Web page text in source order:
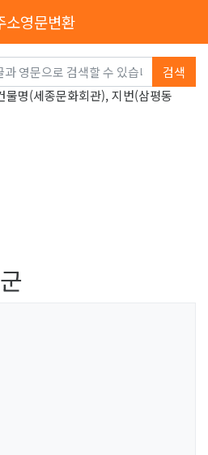
소영문변환
검색
명(세종문화회관), 지번(삼평동